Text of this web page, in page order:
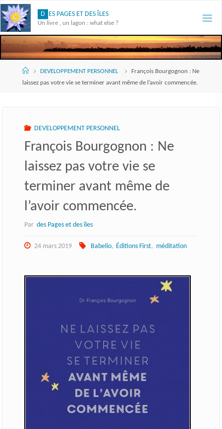
Skip
to
content
D ES PAGES ET DES ÎLES
Un livre , un lagon : what else ?
AccueilDEVELOPPEMENT PERSONNEL
François Bourgognon : Ne
laissez pas votre vie se terminer avant même de l’avoir commencée.
DEVELOPPEMENT PERSONNEL
François Bourgognon : Ne
laissez pas votre vie se
terminer avant même de
l’avoir commencée.
Par des Pages et des îles
24 mars 2019 Babelio, Éditions First, méditation